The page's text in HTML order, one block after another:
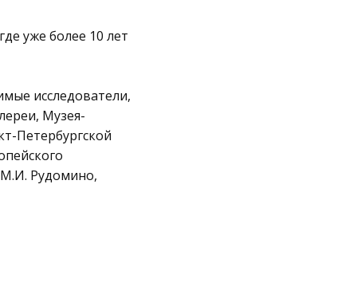
уже более 10 лет
исследователи,
Музея-
Петербургской
М.И. Рудомино,